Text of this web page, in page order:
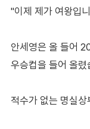
"이제 제가 여왕입
안세영은 올 들어
우승컵을 들어 올렸
적수가 없는 명실